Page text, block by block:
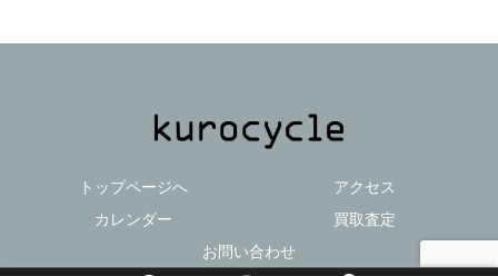
トップページへ
アクセス
カレンダー
買取査定
お問い合わせ